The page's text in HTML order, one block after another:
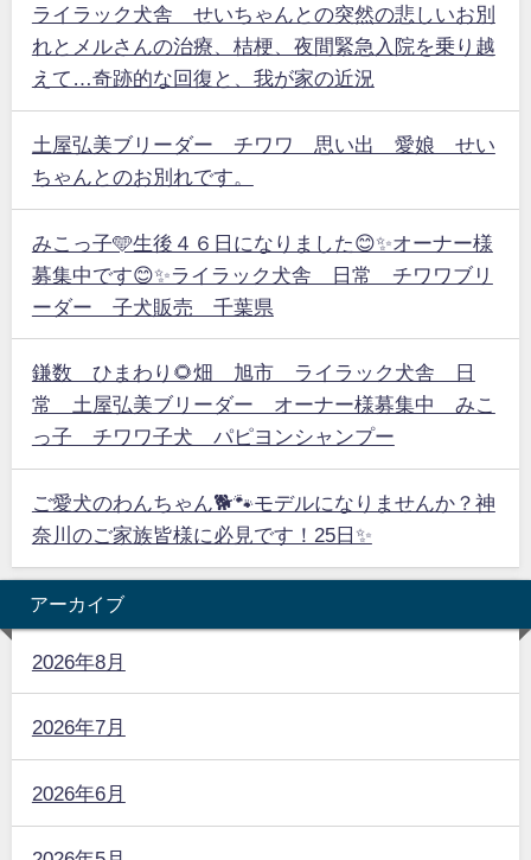
ライラック犬舎 せいちゃんとの突然の悲しいお別
れとメルさんの治療、桔梗、夜間緊急入院を乗り越
えて…奇跡的な回復と、我が家の近況
土屋弘美ブリーダー チワワ 思い出 愛娘 せい
ちゃんとのお別れです。
みこっ子🩵生後４６日になりました😊✨オーナー様
募集中です😊✨ライラック犬舎 日常 チワワブリ
ーダー 子犬販売 千葉県
鎌数 ひまわり🌻畑 旭市 ライラック犬舎 日
常 土屋弘美ブリーダー オーナー様募集中 みこ
っ子 チワワ子犬 パピヨンシャンプー
ご愛犬のわんちゃん🐕🐾モデルになりませんか？神
奈川のご家族皆様に必見です！25日✨
アーカイブ
2026年8月
2026年7月
2026年6月